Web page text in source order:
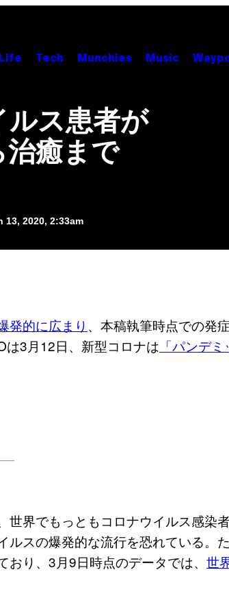
Life Tech Munchies Music
ルス患者が
治癒まで
13, 2020, 2:33am
発的に広まり 、本稿執筆時点での発
3月12日、新型コロナは 「パンデ
世界でもっともコロナウイルス感染
ルスの爆発的な流行を恐れている。
り、3月9日時点のデータでは、 世